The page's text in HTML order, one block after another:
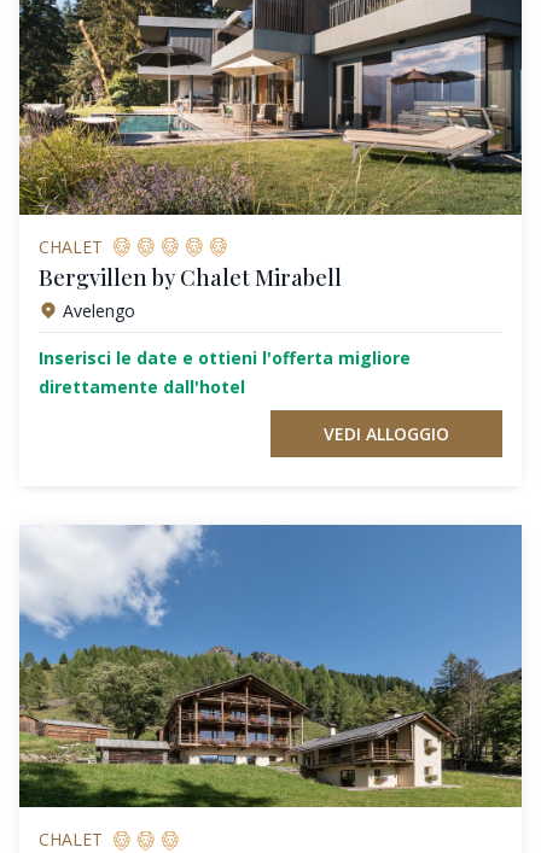
CHALET
Bergvillen by Chalet Mirabell
Avelengo
Inserisci le date e ottieni l'offerta migliore
direttamente dall'hotel
VEDI ALLOGGIO
CHALET